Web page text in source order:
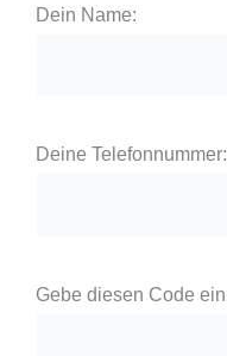
Dein Name:
Deine Telefonnummer:
Gebe diesen Code